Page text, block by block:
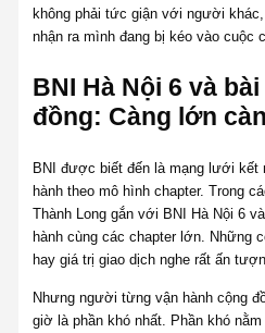
không phải tức giận với người
nhận ra mình đang bị kéo vào cuộc
BNI Hà Nội 6 và
đồng: Càng lớn
BNI được biết đến là mạng lưới kết
hành theo mô hình chapter. Trong
Thành Long gắn với BNI Hà Nội 6
hành cùng các chapter lớn. Những
hay giá trị giao dịch nghe rất ấn
Nhưng người từng vận hành cộng
giờ là phần khó nhất. Phần khó